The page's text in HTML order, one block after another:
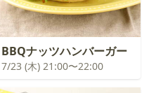
BBQナッツハンバーガー
7/23 (木) 21:00〜22:00